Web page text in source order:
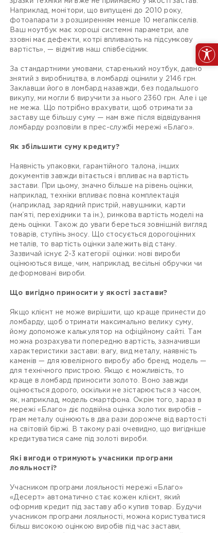
Наприклад, монітори, що випущені до 2010 року,
фотоапарати з розширенням менше 10 мегапікселів.
Ваш ноутбук має хороші системні параметри, але
ззовні має дефекти, котрі впливають на підсумкову
вартість», — відмітив наш співбесідник.
За стандартними умовами, старенький ноутбук, давно
знятий з виробництва, в ломбарді оцінили у 2146 грн.
Заклавши його в ломбард назавжди, без подальшого
викупу, ми могли б виручити за нього 2360 грн. Але і це
не межа. Що потрібно врахувати, щоб отримати за
заставу ще більшу суму — нам вже після відвідування
ломбарду розповіли в прес-службі мережі «Благо».
Як збільшити суму кредиту?
Наявність упаковки, гарантійного талона, інших
документів завжди вітається і впливає на вартість
застави. При цьому, значно більше на рівень оцінки,
наприклад, техніки впливає повна комплектація
(наприклад, зарядний пристрій, навушники, карти
пам’яті, перехідники та ін.), ринкова вартість моделі на
день оцінки. Також до уваги береться зовнішній вигляд
товарів, ступінь зносу. Що стосується дорогоцінних
металів, то вартість оцінки залежить від стану.
Зазвичай існує 2-3 категорії оцінки: нові вироби
оцінюються вище, чим, наприклад, весільні обручки чи
деформовані вироби.
Що вигідно приносити у якості застави?
Якщо клієнт не може вирішити, що краще принести до
ломбарду, щоб отримати максимально велику суму,
йому допоможе калькулятор на офіційному сайті. Там
можна розрахувати попередню вартість, зазначивши
характеристики застави: вагу, вид металу, наявність
каменів — для ювелірного виробу або бренд, модель —
для технічного пристрою. Якщо є можливість, то
краще в ломбард приносити золото. Воно завжди
оцінюється дорого, оскільки не зістарюється з часом,
як, наприклад, модель смартфона. Окрім того, зараз в
мережі «Благо» діє подвійна оцінка золотих виробів –
грам металу оцінюють в два рази дорожче від вартості
на світовій біржі. В такому разі очевидно, що вигідніше
кредитуватися саме під золоті вироби.
Які вигоди отримують учасники програми
лояльності?
Учасником програми лояльності мережі «Благо»
«Десерт» автоматично стає кожен клієнт, який
оформив кредит під заставу або купив товар. Будучи
учасником програми лояльності, можна користуватися
більш високою оцінкою виробів під час застави,